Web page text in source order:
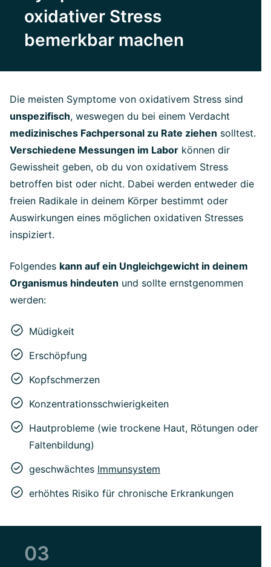
oxidativer Stress
bemerkbar machen
Die meisten Symptome von oxidativem Stress sind
unspezifisch, weswegen du bei einem Verdacht
medizinisches Fachpersonal zu Rate ziehen solltest.
Verschiedene Messungen im Labor können dir
Gewissheit geben, ob du von oxidativem Stress
betroffen bist oder nicht. Dabei werden entweder die
freien Radikale in deinem Körper bestimmt oder
Auswirkungen eines möglichen oxidativen Stresses
inspiziert.
Folgendes kann auf ein Ungleichgewicht in deinem
Organismus hindeuten und sollte ernstgenommen
werden:
Müdigkeit
Erschöpfung
Kopfschmerzen
Konzentrationsschwierigkeiten
Hautprobleme (wie trockene Haut, Rötungen oder
Faltenbildung)
geschwächtes Immunsystem
erhöhtes Risiko für chronische Erkrankungen
03